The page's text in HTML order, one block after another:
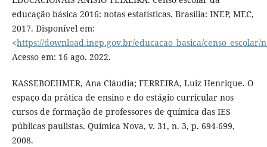
educação básica 2016: notas estatísticas. Brasília: INEP, MEC,
2017. Disponível em:
<https://download.inep.gov.br/educacao_basica/censo_escolar/
Acesso em: 16 ago. 2022.
KASSEBOEHMER, Ana Cláudia; FERREIRA, Luiz Henrique. O
espaço da prática de ensino e do estágio curricular nos
cursos de formação de professores de química das IES
públicas paulistas. Química Nova, v. 31, n. 3, p. 694-699,
2008.